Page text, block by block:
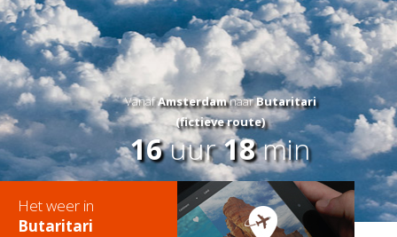
VanafAmsterdamnaarButaritari
(fictieve route)
16uur18min
Het weer in
Butaritari